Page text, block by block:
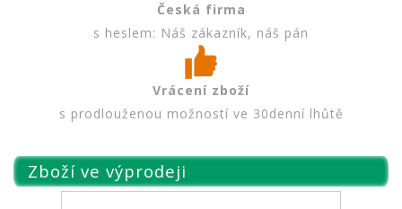
Česká firma
s heslem: Náš zákazník, náš pán
Vrácení zboží
s prodlouženou možností ve 30denní lhůtě
Zboží ve výprodeji